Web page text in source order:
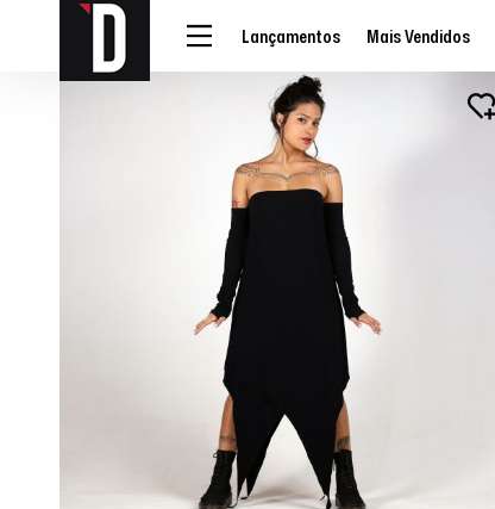
Lançamentos Mais Vendidos